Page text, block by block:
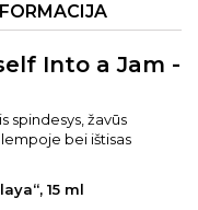
Into a Jam -
spindesys, žavūs
bei ištisas
15 ml